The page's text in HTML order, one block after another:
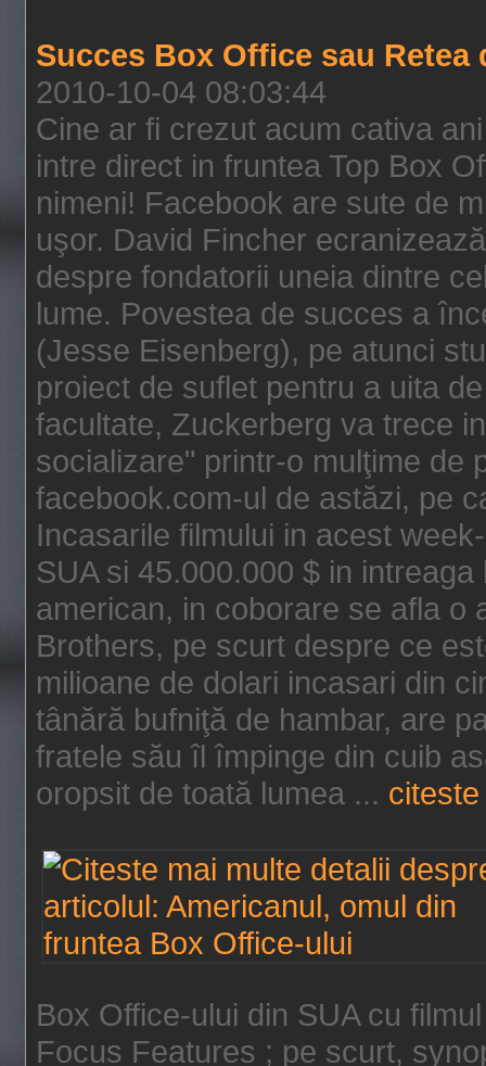
Succes Box Office sau Retea
2010-10-04 08:03:44
Cine ar fi crezut acum cativa
intre direct in fruntea Top Box
nimeni! Facebook are sute de
uşor. David Fincher
despre fondatorii uneia dintre
lume. Povestea de succes a
(Jesse Eisenberg), pe atunci
proiect de suflet pentru a uita
facultate, Zuckerberg va trece
socializare" printr-o mulţime de
facebook.com-ul de astăzi, pe
Incasarile filmului in acest
SUA si 45.000.000 $ in
american, in coborare se afla o
Brothers, pe scurt despre ce
milioane de dolari incasari din
tânără bufniţă de hambar, are
fratele său îl împinge din cuib
oropsit de toată lumea ...
Box Office-ului din SUA cu
Focus Features ; pe scurt,